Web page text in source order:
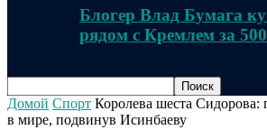
Блогер Влад Бумага
рядом с Кремлем за
Домой Спорт Королева шеста
в мире, подвинув Исинбаеву